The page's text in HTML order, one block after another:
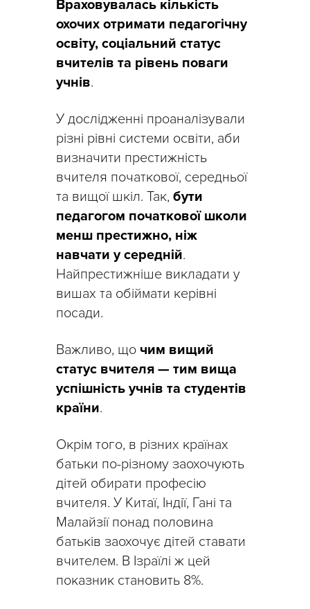
Враховувалась кількість
охочих отримати педагогічну
освіту, соціальний статус
вчителів та рівень поваги
учнів.
У дослідженні проаналізували
різні рівні системи освіти, аби
визначити престижність
вчителя початкової, середньої
та вищої шкіл. Так, бути
педагогом початкової школи
менш престижно, ніж
навчати у середній.
Найпрестижніше викладати у
вишах та обіймати керівні
посади.
Важливо, що чим вищий
статус вчителя — тим вища
успішність учнів та студентів
країни.
Окрім того, в різних країнах
батьки по-різному заохочують
дітей обирати професію
вчителя. У Китаї, Індії, Гані та
Малайзії понад половина
батьків заохочує дітей ставати
вчителем. В Ізраїлі ж цей
показник становить 8%.